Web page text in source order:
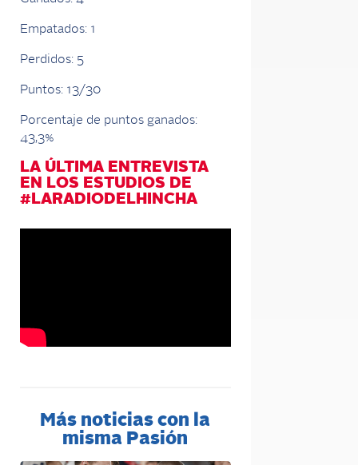
Empatados: 1
Perdidos: 5
Puntos: 13/30
Porcentaje de puntos ganados:
43,3%
LA ÚLTIMA ENTREVISTA
EN LOS ESTUDIOS DE
#LARADIODELHINCHA
Más noticias con la
misma Pasión